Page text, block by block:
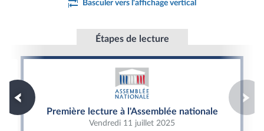
Basculer vers l'affichage vertical
Étapes de lecture
Première lecture à l'Assemblée nationale
Vendredi 11 juillet 2025
Première lecture à l'Assemblée nationale